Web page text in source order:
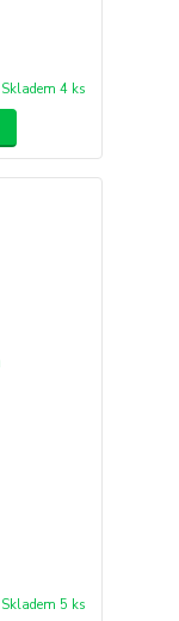
Skladem 4 ks
Skladem 5 ks